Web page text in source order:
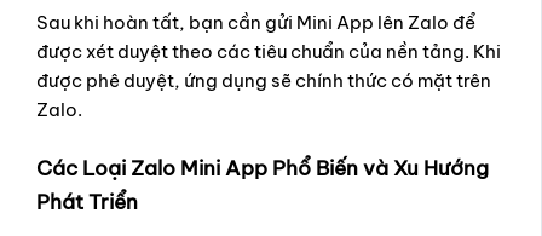
Sau khi hoàn tất, bạn cần gửi Mini App lên Zalo để
được xét duyệt theo các tiêu chuẩn của nền tảng. Khi
được phê duyệt, ứng dụng sẽ chính thức có mặt trên
Zalo.
Các Loại Zalo Mini App Phổ Biến và Xu Hướng
Phát Triển